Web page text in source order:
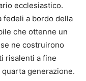
ecclesiastico.
fedeli a bordo della
che ottenne un
ne costruirono
risalenti a fine
generazione.